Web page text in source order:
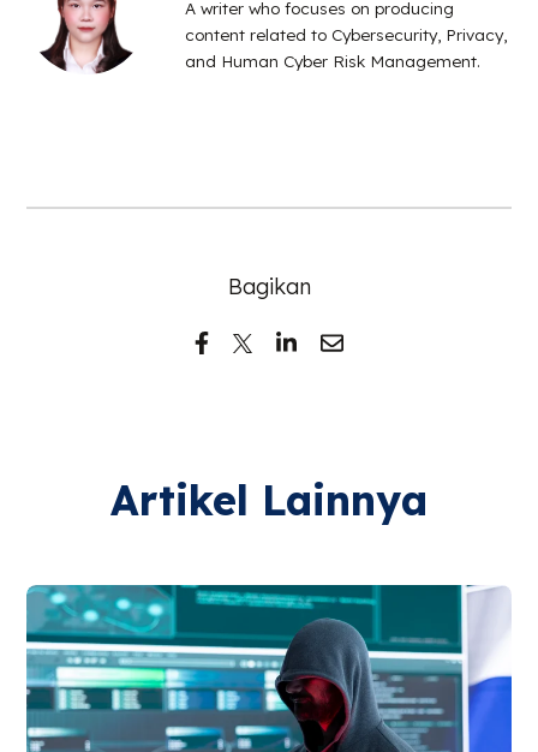
A writer who focuses on producing
content related to Cybersecurity, Privacy,
and Human Cyber Risk Management.
Bagikan
Artikel Lainnya